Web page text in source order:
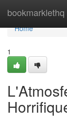
bookmarklethq
Home
Home
1